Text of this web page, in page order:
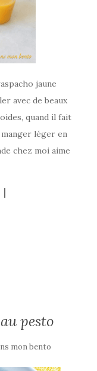
jaune
avec de beaux
quand il fait
léger en
chez moi aime
pesto
mon bento